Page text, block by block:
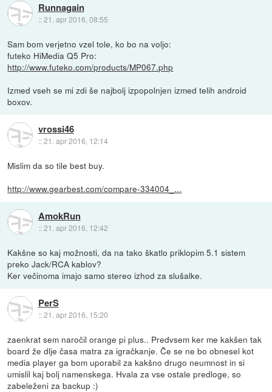
Runnagain
::21. apr 2016, 08:55
Sam bom verjetno vzel tole, ko bo na voljo:
futeko HiMedia Q5 Pro:
http://www.futeko.com/products/MP067.php
Izmed vseh se mi zdi še najbolj izpopolnjen izmed telih android
boxov.
vrossi46
::21. apr 2016, 12:14
Mislim da so tile best buy.
http://www.gearbest.com/compare-334004_...
AmokRun
::21. apr 2016, 12:42
Kakšne so kaj možnosti, da na tako škatlo priklopim 5.1 sistem
preko Jack/RCA kablov?
Ker večinoma imajo samo stereo izhod za slušalke.
PerS
::21. apr 2016, 15:20
zaenkrat sem naročil orange pi plus.. Predvsem ker me kakšen tak
board že dlje časa matra za igračkanje. Če se ne bo obnesel kot
media player ga bom uporabil za kakšno drugo neumnost in si
umislil kaj bolj namenskega. Hvala za vse ostale predloge, so
zabeleženi za backup :)